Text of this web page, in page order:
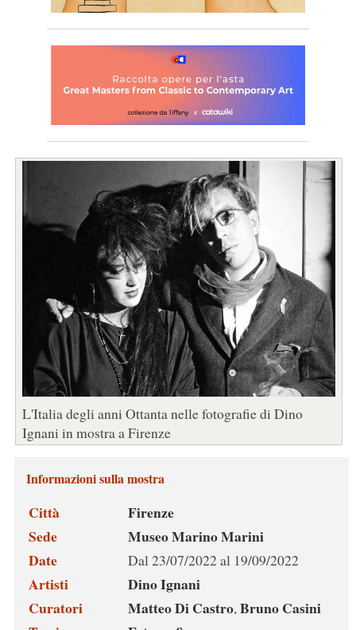
L'Italia degli anni Ottanta nelle fotografie di Dino
Ignani in mostra a Firenze
Informazioni sulla mostra
Città
Firenze
Sede
Museo Marino Marini
Date
Dal 23/07/2022 al 19/09/2022
Artisti
Dino Ignani
Curatori
Matteo Di Castro,Bruno Casini